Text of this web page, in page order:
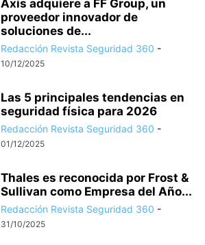
Axis adquiere a FF Group, un
proveedor innovador de
soluciones de...
Redacción Revista Seguridad 360 -
10/12/2025
Las 5 principales tendencias en
seguridad física para 2026
Redacción Revista Seguridad 360 -
01/12/2025
Thales es reconocida por Frost &
Sullivan como Empresa del Año...
Redacción Revista Seguridad 360 -
31/10/2025